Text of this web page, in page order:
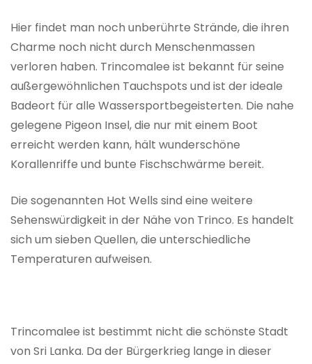
Hier findet man noch unberührte Strände, die ihren
Charme noch nicht durch Menschenmassen
verloren haben. Trincomalee ist bekannt für seine
außergewöhnlichen Tauchspots und ist der ideale
Badeort für alle Wassersportbegeisterten. Die nahe
gelegene Pigeon Insel, die nur mit einem Boot
erreicht werden kann, hält wunderschöne
Korallenriffe und bunte Fischschwärme bereit.
Die sogenannten Hot Wells sind eine weitere
Sehenswürdigkeit in der Nähe von Trinco. Es handelt
sich um sieben Quellen, die unterschiedliche
Temperaturen aufweisen.
Trincomalee ist bestimmt nicht die schönste Stadt
von Sri Lanka. Da der Bürgerkrieg lange in dieser